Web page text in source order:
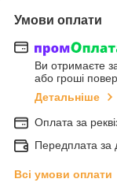
Умови оплати
Ви отримаєте
або гроші
Детальніше
Оплата за
Передплата за
Всі умови оплати